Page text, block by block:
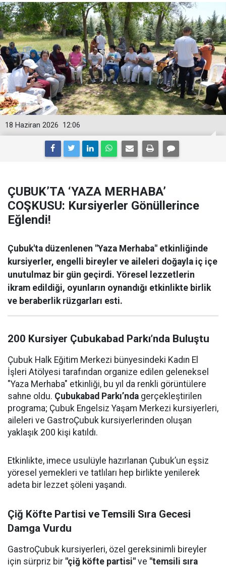
12:06
18 Haziran 2026
ÇUBUK’TA ‘YAZA MERHABA’
COŞKUSU: Kursiyerler Gönüllerince
Eğlendi!
Çubuk'ta düzenlenen "Yaza Merhaba" etkinliğinde
kursiyerler, engelli bireyler ve aileleri doğayla iç içe
unutulmaz bir gün geçirdi. Yöresel lezzetlerin
ikram edildiği, oyunların oynandığı etkinlikte birlik
ve beraberlik rüzgarları esti.
200 Kursiyer Çubukabad Parkı’nda Buluştu
Çubuk Halk Eğitim Merkezi bünyesindeki Kadın El
İşleri Atölyesi tarafından organize edilen geleneksel
"Yaza Merhaba" etkinliği, bu yıl da renkli görüntülere
sahne oldu. Çubukabad Parkı’nda gerçekleştirilen
programa; Çubuk Engelsiz Yaşam Merkezi kursiyerleri,
aileleri ve GastroÇubuk kursiyerlerinden oluşan
yaklaşık 200 kişi katıldı.
Etkinlikte, imece usulüyle hazırlanan Çubuk’un eşsiz
yöresel yemekleri ve tatlıları hep birlikte yenilerek
adeta bir lezzet şöleni yaşandı.
Çiğ Köfte Partisi ve Temsili Sıra Gecesi
Damga Vurdu
GastroÇubuk kursiyerleri, özel gereksinimli bireyler
için sürpriz bir "çiğ köfte partisi" ve "temsili sıra